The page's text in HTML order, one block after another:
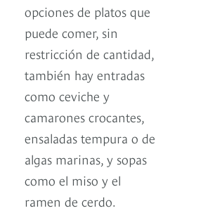
opciones de platos que
puede comer, sin
restricción de cantidad,
también hay entradas
como ceviche y
camarones crocantes,
ensaladas tempura o de
algas marinas, y sopas
como el miso y el
ramen de cerdo.